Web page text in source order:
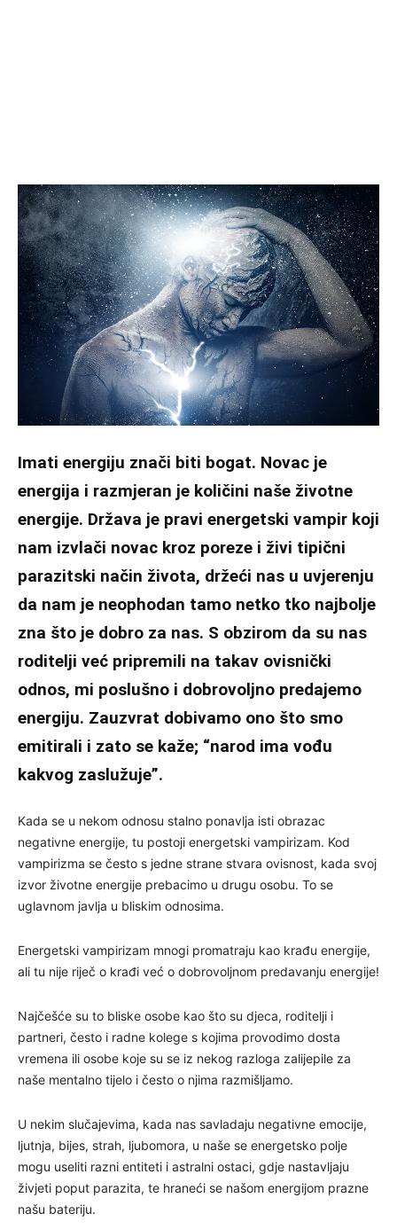
Imati energiju znači biti bogat. Novac je
energija i razmjeran je količini naše životne
energije. Država je pravi energetski vampir koji
nam izvlači novac kroz poreze i živi tipični
parazitski način života, držeći nas u uvjerenju
da nam je neophodan tamo netko tko najbolje
zna što je dobro za nas. S obzirom da su nas
roditelji već pripremili na takav ovisnički
odnos, mi poslušno i dobrovoljno predajemo
energiju. Zauzvrat dobivamo ono što smo
emitirali i zato se kaže; “narod ima vođu
kakvog zaslužuje”.
Kada se u nekom odnosu stalno ponavlja isti obrazac
negativne energije, tu postoji energetski vampirizam. Kod
vampirizma se često s jedne strane stvara ovisnost, kada svoj
izvor životne energije prebacimo u drugu osobu. To se
uglavnom javlja u bliskim odnosima.
Energetski vampirizam mnogi promatraju kao krađu energije,
ali tu nije riječ o krađi već o dobrovoljnom predavanju energije!
Najčešće su to bliske osobe kao što su djeca, roditelji i
partneri, često i radne kolege s kojima provodimo dosta
vremena ili osobe koje su se iz nekog razloga zalijepile za
naše mentalno tijelo i često o njima razmišljamo.
U nekim slučajevima, kada nas savladaju negativne emocije,
ljutnja, bijes, strah, ljubomora, u naše se energetsko polje
mogu useliti razni entiteti i astralni ostaci, gdje nastavljaju
živjeti poput parazita, te hraneći se našom energijom prazne
našu bateriju.